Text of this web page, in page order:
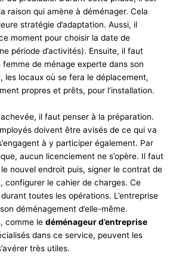
raison qui amène à déménager. Cela
stratégie d’adaptation. Aussi, il
moment pour choisir la date de
période d’activités). Ensuite, il faut
de ménage experte dans son
les locaux où se fera le déplacement,
propres et prêts, pour l’installation.
il faut penser à la préparation.
doivent être avisés de ce qui va
à y participer également. Par
aucun licenciement ne s’opère. Il faut
nouvel endroit puis, signer le contrat de
configurer le cahier de charges. Ce
toutes les opérations. L’entreprise
déménagement d’elle-même.
comme le déménageur d’entreprise
dans ce service, peuvent les
très utiles.